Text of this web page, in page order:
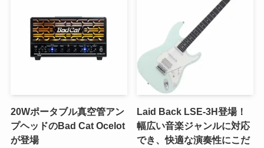
20Wポータブル真空管アン
プヘッドのBad Cat Ocelot
が登場
Laid Back LSE-3H登場！
幅広い音楽ジャンルに対応
でき、快適な演奏性にこだ